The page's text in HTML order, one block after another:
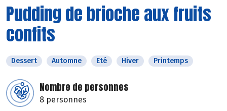
Pudding de brioche aux fruits
confits
Dessert Automne Eté Hiver Printemps
Nombre de personnes
8 personnes